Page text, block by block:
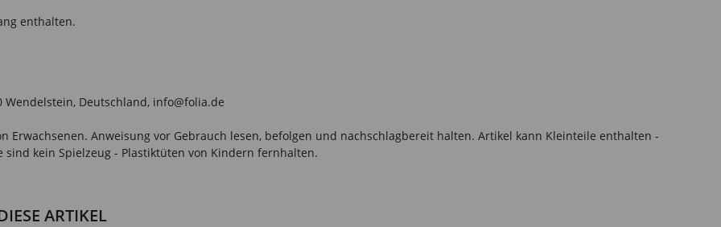
enthalten.
Deutschland, info@folia.de
Anweisung vor Gebrauch lesen, befolgen und nachschlagbereit halten. Artikel kann Kleinteile enthalten -
kein Spielzeug - Plastiktüten von Kindern fernhalten.
ARTIKEL